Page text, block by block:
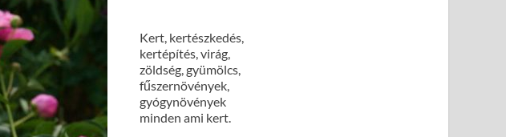
Kert, kertészkedés,
kertépítés, virág,
zöldség, gyümölcs,
fűszernövények,
gyógynövények
minden ami kert.